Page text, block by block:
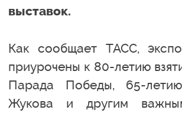
выставок.
Как сообщает ТАСС,
приурочены к 80-летию
Парада Победы, 65-
Жукова и другим